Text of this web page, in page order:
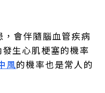
會伴隨腦血管疾病
生心肌梗塞的機率
風的機率也是常人的